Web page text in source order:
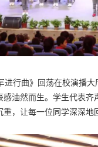
进行曲》回荡在校演播
感油然而生。学生代表
，让每一位同学深深地